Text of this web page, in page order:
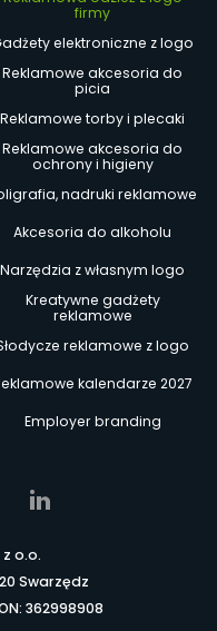
firmy
elektroniczne z logo
Reklamowe akcesoria do
picia
Reklamowe torby i plecaki
Reklamowe akcesoria do
ochrony i higieny
nadruki reklamowe
Akcesoria do alkoholu
Narzędzia z własnym logo
Kreatywne gadżety
reklamowe
reklamowe z logo
kalendarze 2027
Employer branding
o.o.
Swarzędz
362998908